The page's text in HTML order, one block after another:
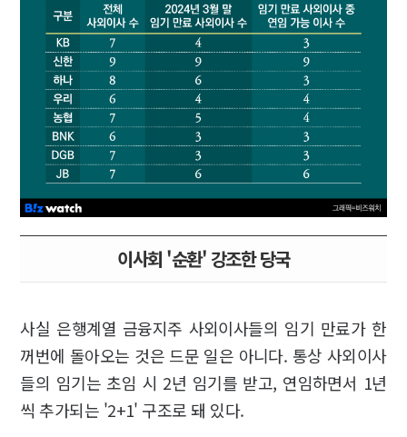
이사회 '순환' 강조한 당국
사실 은행계열 금융지주 사외이사들의 임기 만료가 한
꺼번에 돌아오는 것은 드문 일은 아니다. 통상 사외이사
들의 임기는 초임 시 2년 임기를 받고, 연임하면서 1년
씩 추가되는 '2+1' 구조로 돼 있다.